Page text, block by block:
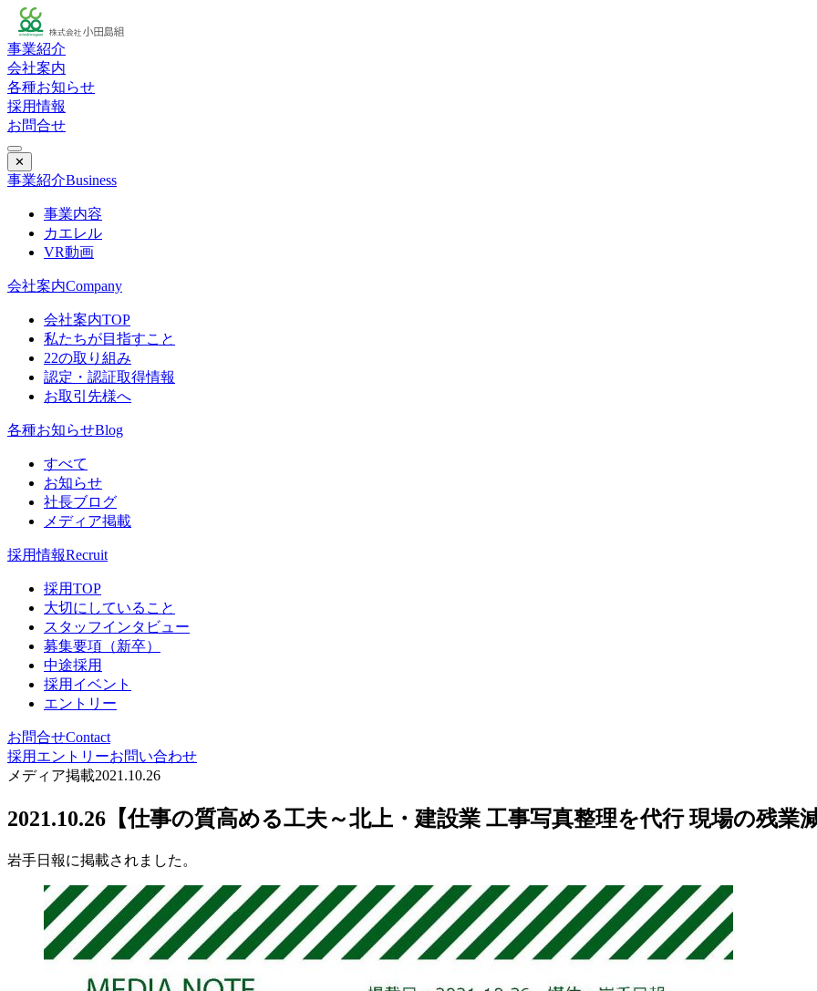
事業紹介
会社案内
各種お知らせ
採用情報
お問合せ
✕
事業紹介Business
事業内容
カエレル
VR動画
会社案内Company
会社案内TOP
私たちが目指すこと
22の取り組み
認定・認証取得情報
お取引先様へ
各種お知らせBlog
すべて
お知らせ
社長ブログ
メディア掲載
採用情報Recruit
採用TOP
大切にしていること
スタッフインタビュー
募集要項（新卒）
中途採用
採用イベント
エントリー
お問合せContact
採用エントリーお問い合わせ
メディア掲載2021.10.26
2021.10.26【仕事の質高める工夫～北上・建設業 工事写真整理を代行 現場の残業
岩手日報に掲載されました。